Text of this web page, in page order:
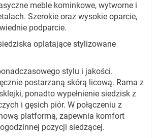
meble kominkowe, wytworne i
Szerokie oraz wysokie oparcie,
podparcie.
oplatające stylizowane
stylu i jakości.
postarzaną skórą licową. Rama z
ponadto wypełnienie siedzisk z
i gęsich piór. W połączeniu z
platformą, zapewnia komfort
pozycji siedzącej.